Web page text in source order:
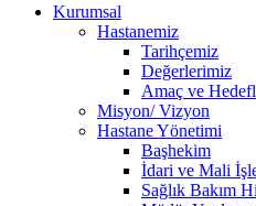
Kurumsal
Hastanemiz
Tarihçemiz
Değerlerimiz
Amaç ve
Misyon/ Vizyon
Hastane Yönetimi
Başhekim
İdari ve Mali
Sağlık Bakım